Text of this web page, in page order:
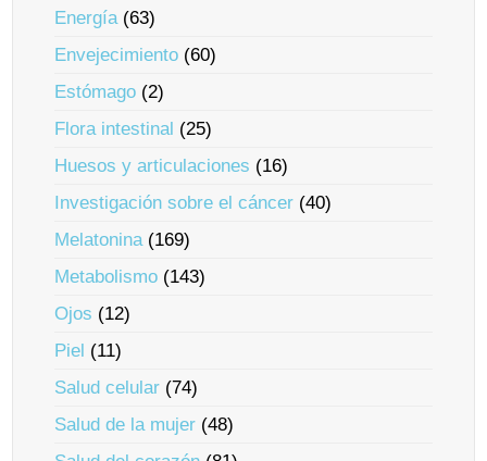
Energía(63)
Envejecimiento (60)
Estómago (2)
Flora intestinal (25)
Huesos y articulaciones (16)
Investigación sobre el cáncer (40)
Melatonina(169)
Metabolismo (143)
Ojos (12)
Piel (11)
Salud celular (74)
Salud de la mujer (48)